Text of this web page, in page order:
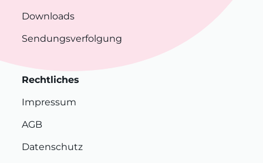
Downloads
Sendungsverfolgung
Rechtliches
Impressum
AGB
Datenschutz